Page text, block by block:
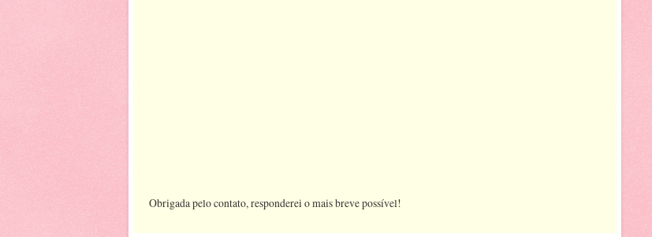
Obrigada pelo contato, responderei o mais breve possível!